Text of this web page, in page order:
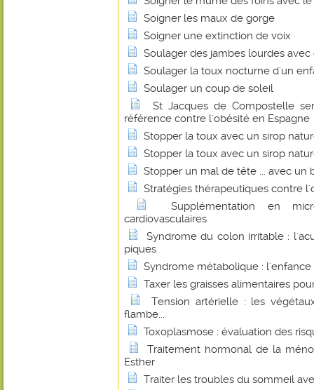
Soigner les maux de gorge
Soigner une extinction de voix
Soulager des jambes lourdes
Soulager la toux nocturne d'un
Soulager un coup de soleil
St Jacques de Compostelle
référence contre l'obésité en Espagne
Stopper la toux avec un sirop
Stopper la toux avec un sirop
Stopper un mal de tête ... avec un
Stratégies thérapeutiques contre
Supplémentation en
cardiovasculaires
Syndrome du colon irritable :
piques
Syndrome métabolique :
Taxer les graisses alimentaires
Tension artérielle : les
flambe...
Toxoplasmose : évaluation des
Traitement hormonal de la
Esther
Traiter les troubles du sommeil